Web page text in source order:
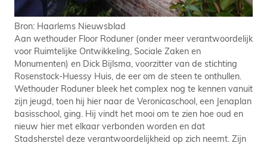
Bron: Haarlems Nieuwsblad
Aan wethouder Floor Roduner (onder meer verantwoordelijk
voor Ruimtelijke Ontwikkeling, Sociale Zaken en
Monumenten) en Dick Bijlsma, voorzitter van de stichting
Rosenstock-Huessy Huis, de eer om de steen te onthullen.
Wethouder Roduner bleek het complex nog te kennen vanuit
zijn jeugd, toen hij hier naar de Veronicaschool, een Jenaplan
basisschool, ging. Hij vindt het mooi om te zien hoe oud en
nieuw hier met elkaar verbonden worden en dat
Stadsherstel deze verantwoordelijkheid op zich neemt. Zijn